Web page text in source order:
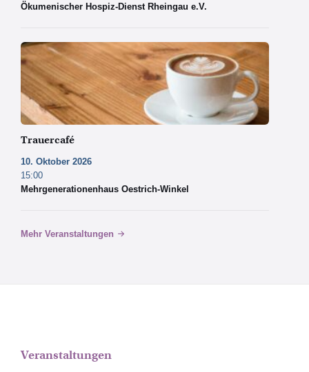
Ökumenischer Hospiz-Dienst Rheingau e.V.
Copyright
by
Pexels
Trauercafé
10. Oktober 2026
15:00
Mehrgenerationenhaus Oestrich-Winkel
Mehr Veranstaltungen
Veranstaltungen